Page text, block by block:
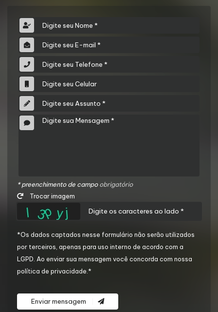
* preenchimento de campoobrigatório
Trocar imagem
*Os dados captados nesse formulário não serão utilizados
por terceiros, apenas para uso interno de acordo com a
LGPD . Ao enviar sua mensagem você concorda com nossa
política de privacidade.*
Enviar mensagem